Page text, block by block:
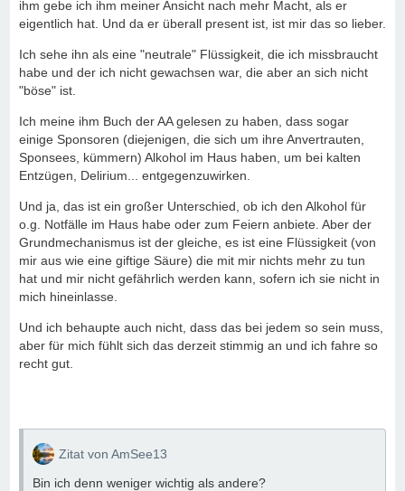
ihm gebe ich ihm meiner Ansicht nach mehr Macht, als er
eigentlich hat. Und da er überall present ist, ist mir das so lieber.
Ich sehe ihn als eine "neutrale" Flüssigkeit, die ich missbraucht
habe und der ich nicht gewachsen war, die aber an sich nicht
"böse" ist.
Ich meine ihm Buch der AA gelesen zu haben, dass sogar
einige Sponsoren (diejenigen, die sich um ihre Anvertrauten,
Sponsees, kümmern) Alkohol im Haus haben, um bei kalten
Entzügen, Delirium... entgegenzuwirken.
Und ja, das ist ein großer Unterschied, ob ich den Alkohol für
o.g. Notfälle im Haus habe oder zum Feiern anbiete. Aber der
Grundmechanismus ist der gleiche, es ist eine Flüssigkeit (von
mir aus wie eine giftige Säure) die mit mir nichts mehr zu tun
hat und mir nicht gefährlich werden kann, sofern ich sie nicht in
mich hineinlasse.
Und ich behaupte auch nicht, dass das bei jedem so sein muss,
aber für mich fühlt sich das derzeit stimmig an und ich fahre so
recht gut.
Zitat von AmSee13
Bin ich denn weniger wichtig als andere?